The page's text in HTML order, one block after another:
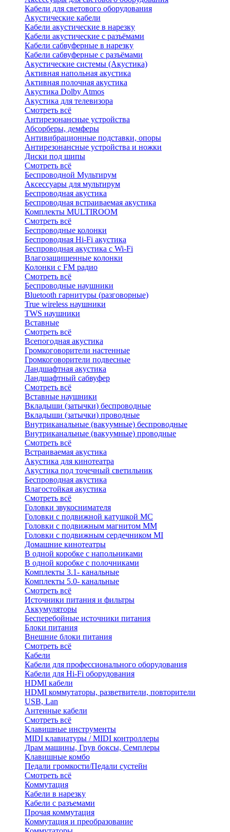
Кабели для светового оборудования
Акустические кабели
Кабели акустические в нарезку
Кабели акустические с разъёмами
Кабели сабвуферные в нарезку
Кабели сабвуферные с разъёмами
Акустические системы (Акустика)
Активная напольная акустика
Активная полочная акустика
Акустика Dolby Atmos
Акустика для телевизора
Смотреть всё
Антирезонансные устройства
Абсорберы, демферы
Антивибрационные подставки, опоры
Антирезонансные устройства и ножки
Диски под шипы
Смотреть всё
Беспроводной Мультирум
Аксессуары для мультирум
Беспроводная акустика
Беспроводная встраиваемая акустика
Комплекты MULTIROOM
Смотреть всё
Беспроводные колонки
Беспроводная Hi-Fi акустика
Беспроводная акустика с Wi-Fi
Влагозащищенные колонки
Колонки с FM радио
Смотреть всё
Беспроводные наушники
Bluetоoth гарнитуры (разговорные)
True wireless наушники
TWS наушники
Вставные
Смотреть всё
Всепогодная акустика
Громкоговорители настенные
Громкоговорители подвесные
Ландшафтная акустика
Ландшафтный сабвуфер
Смотреть всё
Вставные наушники
Вкладыши (затычки) беспроводные
Вкладыши (затычки) проводные
Внутриканальные (вакуумные) беспроводные
Внутриканальные (вакуумные) проводные
Смотреть всё
Встраиваемая акустика
Акустика для кинотеатра
Акустика под точечный светильник
Беспроводная акустика
Влагостойкая акустика
Смотреть всё
Головки звукоснимателя
Головки с подвижной катушкой MC
Головки с подвижным магнитом ММ
Головки с подвижным сердечником MI
Домашние кинотеатры
В одной коробке с напольниками
В одной коробке с полочниками
Комплекты 3.1- канальные
Комплекты 5.0- канальные
Смотреть всё
Источники питания и фильтры
Аккумуляторы
Бесперебойные источники питания
Блоки питания
Внешние блоки питания
Смотреть всё
Кабели
Кабели для профессионального оборудования
Кабели для Hi-Fi оборудования
HDMI кабели
HDMI коммутаторы, разветвители, повторители
USB, Lan
Антенные кабели
Смотреть всё
Клавишные инструменты
MIDI клавиатуры / MIDI контроллеры
Драм машины, Грув боксы, Семплеры
Клавишные комбо
Педали громкости/Педали сустейн
Смотреть всё
Коммутация
Кабели в нарезку
Кабели с разъемами
Прочая коммутация
Коммутация и преобразование